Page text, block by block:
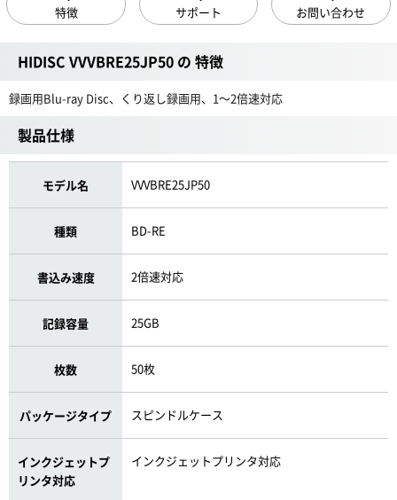
特徴 サポート お問い合わせ
HIDISC VVVBRE25JP50 の 特徴
録画用Blu-ray Disc、くり返し録画用、1〜2倍速対応
製品仕様
モデル名 VVVBRE25JP50
種類 BD-RE
書込み速度 2倍速対応
記録容量 25GB
枚数 50枚
パッケージタイプ スピンドルケース
インクジェットプ
リンタ対応
インクジェットプリンタ対応